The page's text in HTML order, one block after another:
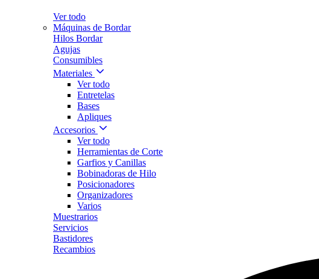
Ver todo
Máquinas de Bordar
Hilos Bordar
Agujas
Consumibles
Materiales
Ver todo
Entretelas
Bases
Apliques
Accesorios
Ver todo
Herramientas de Corte
Garfios y Canillas
Bobinadoras de Hilo
Posicionadores
Organizadores
Varios
Muestrarios
Servicios
Bastidores
Recambios